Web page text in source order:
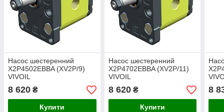
Насос шестеренний
X2P4502EBBA (XV2P/9)
VIVOIL
8 620 ₴
Купити
Насос шестеренний
X2P4702EBBA (XV2P/11)
VIVOIL
8 620₴
Купити
8